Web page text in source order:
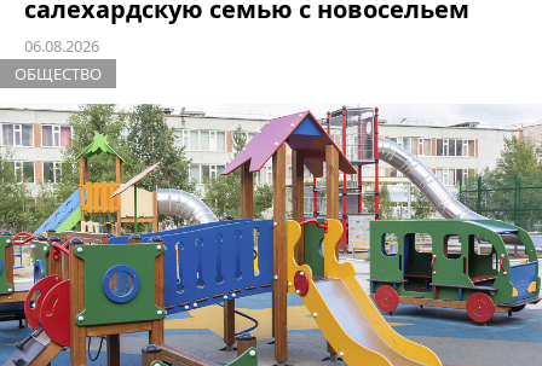
салехардскую семью с новосельем
06.08.2026
ОБЩЕСТВО